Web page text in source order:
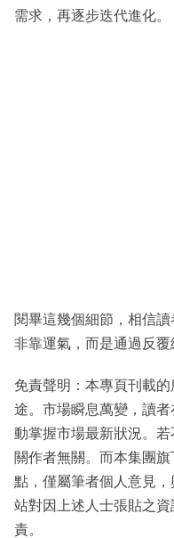
需求，再逐步迭代進化。
閱畢這幾個細節，相信
非靠運氣，而是通過反覆
免責聲明：本專頁刊載
途。市場瞬息萬變，讀
動掌握市場最新狀況。
關作者無關。而本集團
點，僅屬筆者個人意見
站對因上述人士張貼之
責。